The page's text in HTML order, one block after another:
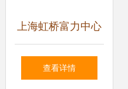
上海虹桥富力中心
全方位展示配套实
查看详情